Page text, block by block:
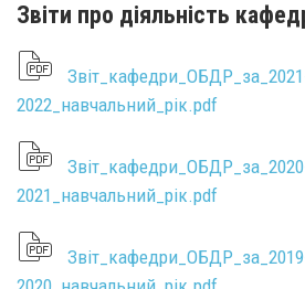
Звіти про діяльність
2022_навчальний_рік.pdf
2021_навчальний_рік.pdf